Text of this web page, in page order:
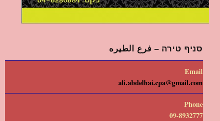
סניף טירה – فرع الطيره
Email
ali.abdelhai.cpa@gmail.com
Phone
09-8932777